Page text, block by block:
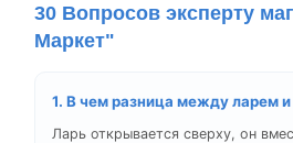
30 Вопросов эксперту
Маркет"
1. В чем разница между ларем
Ларь открывается сверху, он